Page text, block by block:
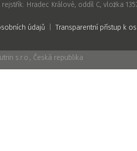
rejstřík: Hradec Králové, oddíl C, vložka
údajů Transparentní přístup k
s.r.o., Česká republika